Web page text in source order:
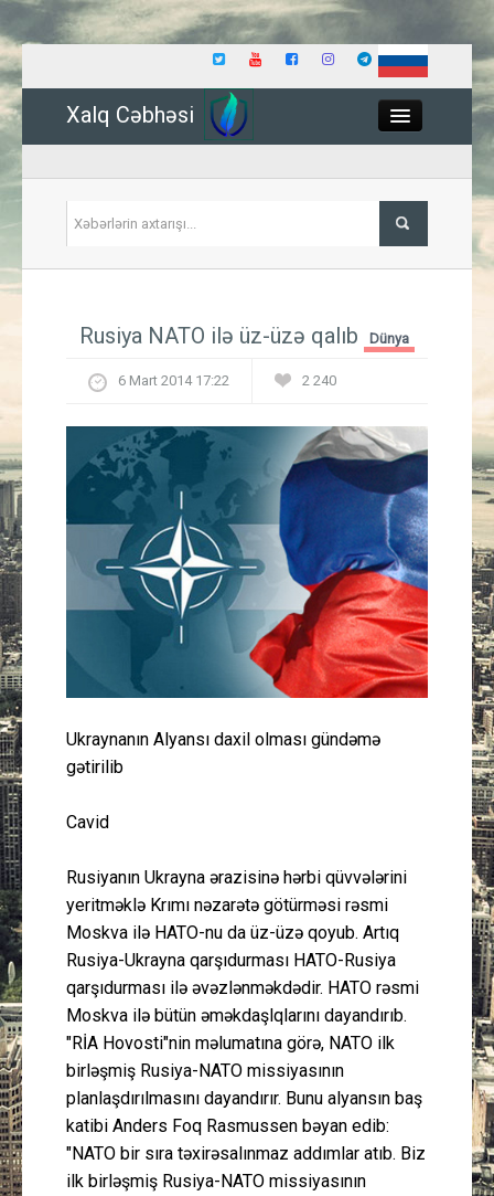
Xalq Cəbhəsi
İqtisadiyyat
Hadisə
Güney Azərbaycan
Mədəniyyət
Müsahibə
İdman
Layihə
Peşə etikası
Rusiya NATO ilə üz-üzə qalıb Dünya
6 Mart 2014 17:22 2 240
Ukraynanın Alyansı daxil olması gündəmə
gətirilib
Cavid
Rusiyanın Ukrayna ərazisinə hərbi qüvvələrini
yeritməklə Krımı nəzarətə götürməsi rəsmi
Moskva ilə HATO-nu da üz-üzə qoyub. Artıq
Rusiya-Ukrayna qarşıdurması HATO-Rusiya
qarşıdurması ilə əvəzlənməkdədir. HATO rəsmi
Moskva ilə bütün əməkdaşlqlarını dayandırıb.
"RİA Hovosti"nin məlumatına görə, NATO ilk
birləşmiş Rusiya-NATO missiyasının
planlaşdırılmasını dayandırır. Bunu alyansın baş
katibi Anders Foq Rasmussen bəyan edib:
"NATO bir sıra təxirəsalınmaz addımlar atıb. Biz
ilk birləşmiş Rusiya-NATO missiyasının